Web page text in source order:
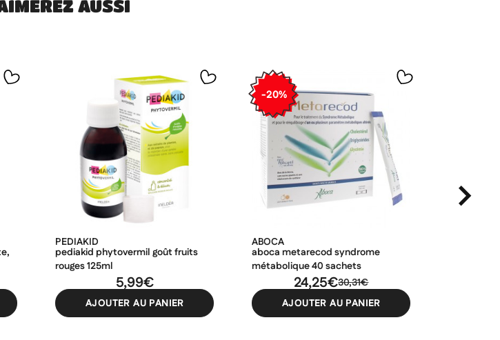
AIMEREZ AUSSI
PEDIAKID
pediakid phytovermil goût fruits
rouges 125ml
5,99€
AJOUTER AU PANIER
-20%
ABOCA
aboca metarecod syndrome
métabolique 40 sachets
30,31€
24,25€
AJOUTER AU PANIER